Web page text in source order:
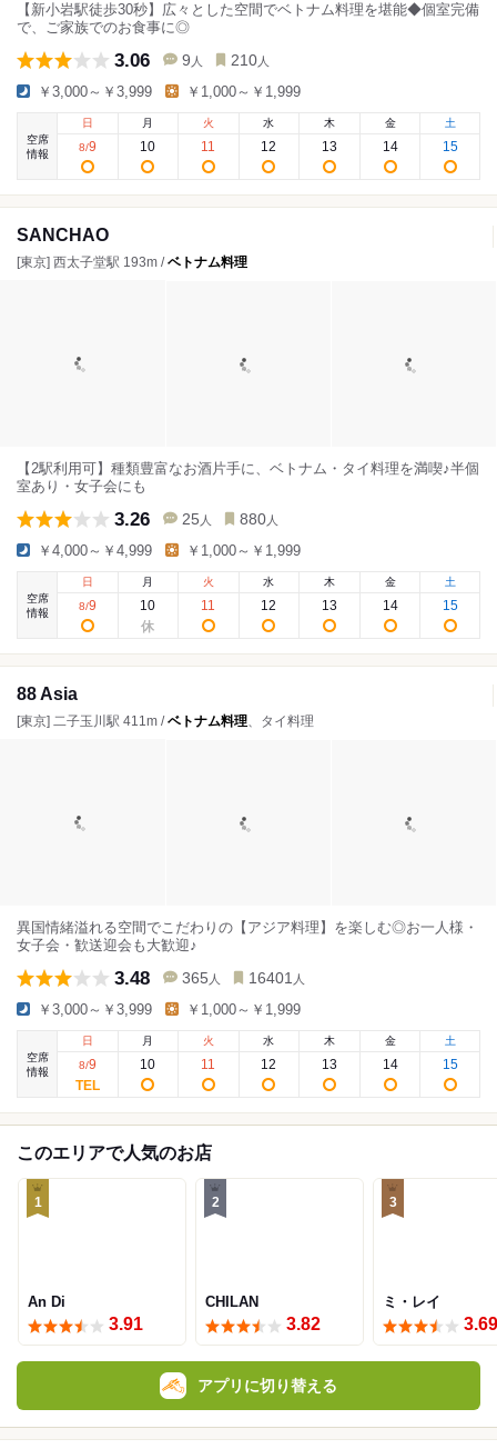
【新小岩駅徒歩30秒】広々とした空間でベトナム料理を堪能◆個室完備
で、ご家族でのお食事に◎
3.06 9 人 210 人
￥3,000～￥3,999 ￥1,000～￥1,999
空席
情報
日
8/9
月
10
火
11
水
12
木
13
金
14
土
15
SANCHAO
[東京] 西太子堂駅 193m /ベトナム料理
【2駅利用可】種類豊富なお酒片手に、ベトナム・タイ料理を満喫♪半個
室あり・女子会にも
3.26 25 人 880 人
￥4,000～￥4,999 ￥1,000～￥1,999
空席
情報
日
8/9
月
10
火
11
水
12
木
13
金
14
土
15
88 Asia
[東京] 二子玉川駅 411m /ベトナム料理、タイ料理
異国情緒溢れる空間でこだわりの【アジア料理】を楽しむ◎お一人様・
女子会・歓送迎会も大歓迎♪
3.48 365 人 16401 人
￥3,000～￥3,999 ￥1,000～￥1,999
空席
情報
日
8/9
月
10
火
11
水
12
木
13
金
14
土
15
このエリアで人気のお店
1
An Di
3.91
2
CHILAN
3.82
3
ミ・レイ
3.69
アプリに切り替える